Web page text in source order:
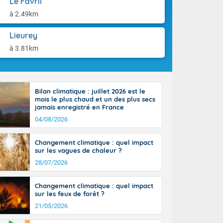
à 2.49km
Lieurey
à 3.81km
nord-
les rafales
vers le
jusqu'à
degrés sur
Bilan climatique : juillet 2026 est le
mois le plus chaud et un des plus secs
jamais enregistré en France
04/08/2026
Changement climatique : quel impact
sur les vagues de chaleur ?
28/07/2026
Changement climatique : quel impact
sur les feux de forêt ?
21/05/2026